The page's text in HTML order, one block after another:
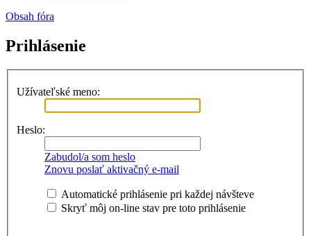
Obsah fóra
Prihlásenie
Užívateľské meno:
Heslo:
Zabudol/a som heslo
Znovu poslať aktivačný e-mail
Automatické prihlásenie pri každej návšteve
Skryť môj on-line stav pre toto prihlásenie